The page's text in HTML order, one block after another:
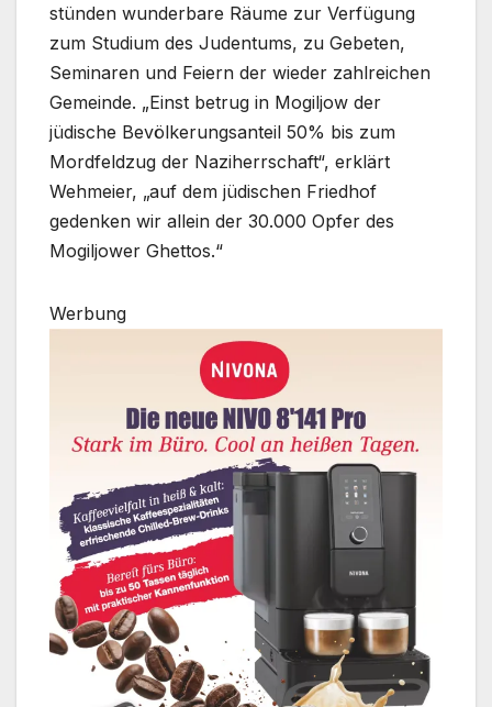
stünden wunderbare Räume zur Verfügung
zum Studium des Judentums, zu Gebeten,
Seminaren und Feiern der wieder zahlreichen
Gemeinde. „Einst betrug in Mogiljow der
jüdische Bevölkerungsanteil 50% bis zum
Mordfeldzug der Naziherrschaft“, erklärt
Wehmeier, „auf dem jüdischen Friedhof
gedenken wir allein der 30.000 Opfer des
Mogiljower Ghettos.“
Werbung